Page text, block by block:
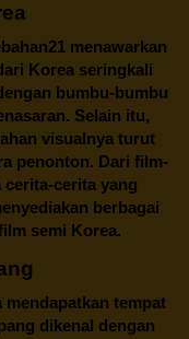
menawarkan
Korea seringkali
bumbu-bumbu
Selain itu,
visualnya turut
penonton. Dari film-
cerita yang
berbagai
semi Korea.
mendapatkan tempat
dikenal dengan